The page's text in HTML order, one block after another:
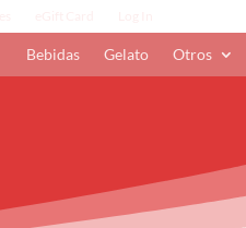
Bebidas Gelato Otros